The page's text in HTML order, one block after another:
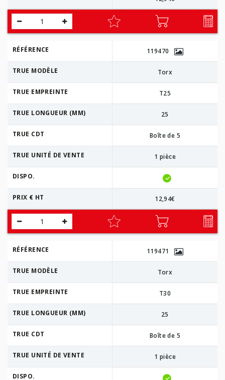
RÉFÉRENCE 119470
TRUE MODÈLE Torx
TRUE EMPREINTE T25
TRUE LONGUEUR (MM) 25
TRUE CDT Boîte de 5
TRUE UNITÉ DE VENTE 1 pièce
DISPO.
PRIX € HT 12,94€
RÉFÉRENCE 119471
TRUE MODÈLE Torx
TRUE EMPREINTE T30
TRUE LONGUEUR (MM) 25
TRUE CDT Boîte de 5
TRUE UNITÉ DE VENTE 1 pièce
DISPO.